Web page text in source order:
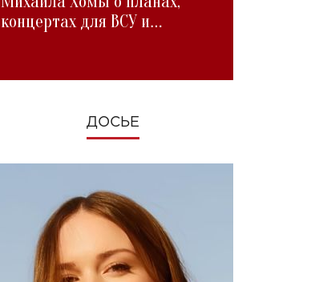
концертах для ВСУ и
ДОСЬЕ